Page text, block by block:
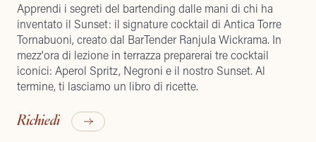
Apprendi i segreti del bartending dalle mani di chi ha
inventato il Sunset: il signature cocktail di Antica Torre
Tornabuoni, creato dal BarTender Ranjula Wickrama. In
mezz'ora di lezione in terrazza preparerai tre cocktail
iconici: Aperol Spritz, Negroni e il nostro Sunset. Al
termine, ti lasciamo un libro di ricette.
Richiedi